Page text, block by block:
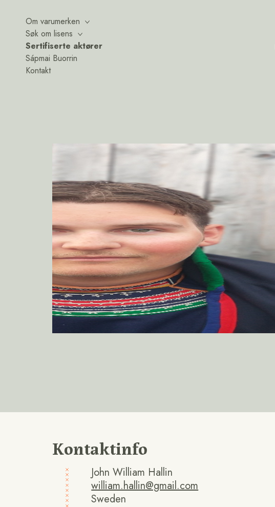
Om varumerken
Søk om lisens
Sertifiserte aktører
Sápmai Buorrin
Kontakt
Kontaktinfo
John William Hallin
william.hallin@gmail.com
Sweden